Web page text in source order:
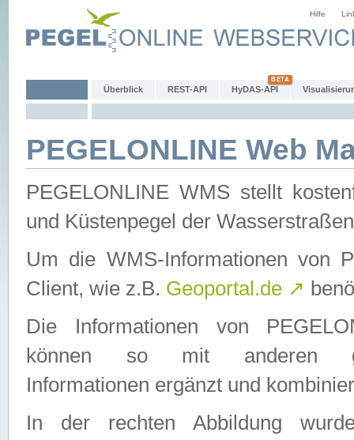
Hilfe
Überblick REST-API HyDAS-API
PEGELONLINE Web
PEGELONLINE WMS stellt
und Küstenpegel der
Um die WMS-Informationen von
Client, wie z.B. Geoportal.de ↗
Die Informationen von
können so mit anderen
Informationen ergänzt und
In der rechten Abbildung